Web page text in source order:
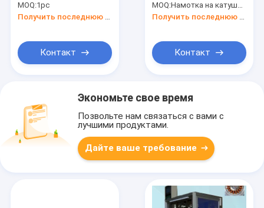
компрессора
насоса
устанавливает клин
и катушки
MOQ:1pc
Контакт
статора стартера
формируя и
MOQ:Намотка на катушке Bosch
Контакт
Экономьте свое время
Позвольте нам связаться с вами с
лучшими продуктами.
Дайте ваше требование